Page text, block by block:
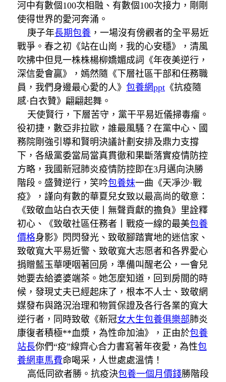
河中有數個100次相融、有數個100次接力，剛剛
使得世界的愛河奔涌。
庚子年長期包養 ，一場沒有傍觀者的全平易近
戰爭。春之初《站在山崗，我的心安穩》，清風
吹拂中但見一株株楊柳嬌媚成詞《年夜美逆行，
深信愛會贏》，嫣然隨《下層社區干部和任務職
員，我們身邊最心愛的人》 包養網ppt 《抗疫隨
感·白衣贊》翩翩起舞。
天使賢行，下層苦守，黨干平易近儀掃毒瘤。
役初捷，數亞非拉歐，誰最風騷？在黨中心、國
務院剛強引導和賢明決議計劃安排及鼎力支撐
下，各級黨委當局當真貫徹和果斷落實疫情防控
方略，我國新冠肺炎疫情防控即在3月邁向決勝
階段。盛贊逆行，笑吟包養妹一曲《天凈沙·戰
疫》，謹向有數的華夏兒女致以最高尚的敬意：
《致敬血站白衣天使丨無聲貢獻的擔負》里詮釋
初心、《致敬社區任務者丨戰疫一線的最美包養
價格身影》閃閃發光、致敬腳踏實地的迷信家、
致敬寬大平易近警、致敬寬大志愿者和各界愛心
捐贈藍玉華哽咽著回房，準備叫醒老公，一會兒
她要去給婆婆端茶。她怎麼知道，回到房間的時
候，發現丈夫已經起床了，根本不人士、致敬網
媒發布與路況治理和物質保證及各行各業的寬大
逆行者，同時致敬《新冠女大生包養俱樂部肺炎
康復者積極**血漿，為性命加油》，正由於包養
站長你們“疫”線齊心合力書寫著年夜愛，為性包
養網車馬費命喝采，人世處處溫情！
高低同欲者勝。抗疫決包養一個月價錢勝階段